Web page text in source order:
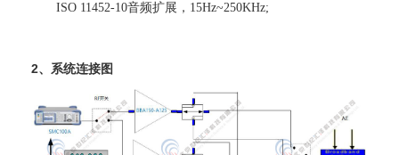
ISO 11452-10音频扩展，15Hz~250KHz;
2、系统连接图